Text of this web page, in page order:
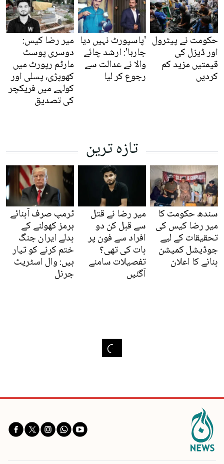
حکومت نے پیٹرول
اور ڈیزل کی
قیمتیں مزید کم
کردیں
'پاسپورٹ نہیں دیا
جارہا': ارشد چائے
والا نے عدالت سے
رجوع کر لیا
میر رضا کیس:
دوسری پوسٹ
مارٹم رپورٹ میں
کھوپڑی، پسلی اور
کولہے میں فریکچر
کی تصدیق
تازہ ترین
سندھ حکومت کا
میر رضا کیس کی
تحقیقات کے لیے
جوڈیشل کمیشن
بنانے کا اعلان
میر رضا نے قتل
سے قبل کن دو
افراد سے فون پر
بات کی تھی؟
تفصیلات سامنے
آگئیں
ٹرمپ صرف آبنائے
ہرمز کھولنے کے
بدلے ایران جنگ
ختم کرنے کو تیار
ہیں: وال اسٹریٹ
جرنل